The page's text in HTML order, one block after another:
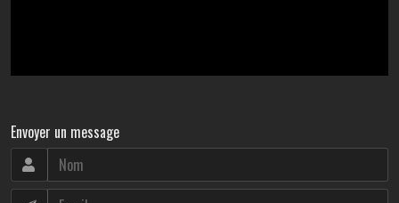
Envoyer un message